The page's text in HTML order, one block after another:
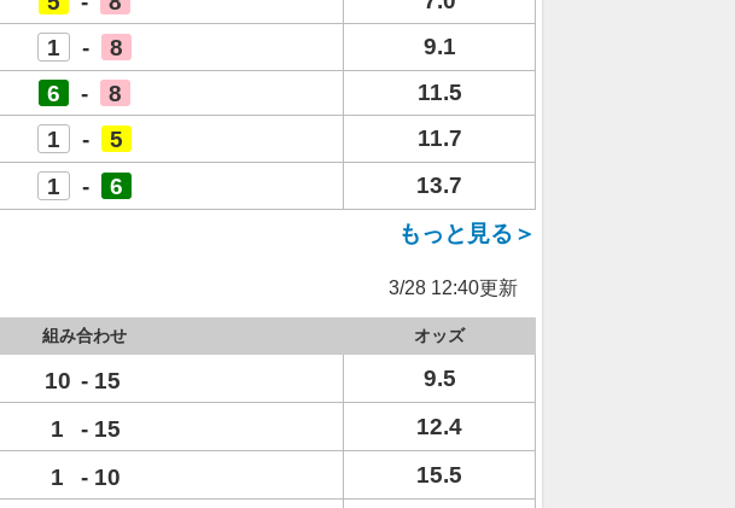
1 - 8
9.1
6 - 8
11.5
1 - 5
11.7
1 - 6
13.7
もっと見る＞
3/28 12:40更新
組み合わせ オッズ
10 - 15
9.5
1 - 15
12.4
1 - 10
15.5